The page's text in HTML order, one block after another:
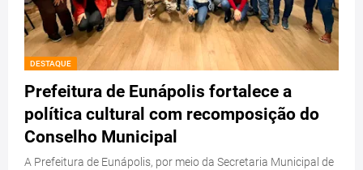
DESTAQUE
Prefeitura de Eunápolis fortalece a
política cultural com recomposição do
Conselho Municipal
A Prefeitura de Eunápolis, por meio da Secretaria Municipal de